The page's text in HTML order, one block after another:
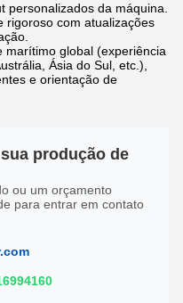
personalizados da máquina.
rigoroso com atualizações
marítimo global (experiência
Ásia do Sul, etc.),
e orientação de
produção de
ou um orçamento
para entrar em contato